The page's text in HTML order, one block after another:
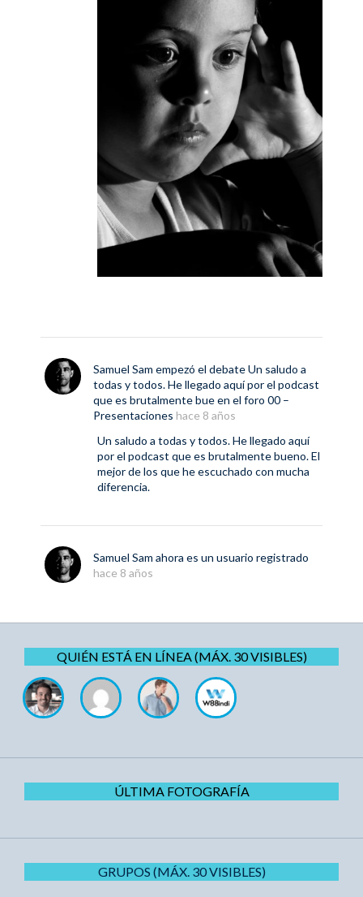
Samuel Sam empezó el debateUn saludo a
todas y todos. He llegado aquí por el podcast
que es brutalmente bueen el foro 00 –
Presentaciones hace 8 años
Un saludo a todas y todos. He llegado aquí
por el podcast que es brutalmente bueno. El
mejor de los que he escuchado con mucha
diferencia.
Samuel Sam ahora es un usuario registrado
hace 8 años
QUIÉN ESTÁ EN LÍNEA (MÁX. 30 VISIBLES)
ÚLTIMA FOTOGRAFÍA
GRUPOS (MÁX. 30 VISIBLES)